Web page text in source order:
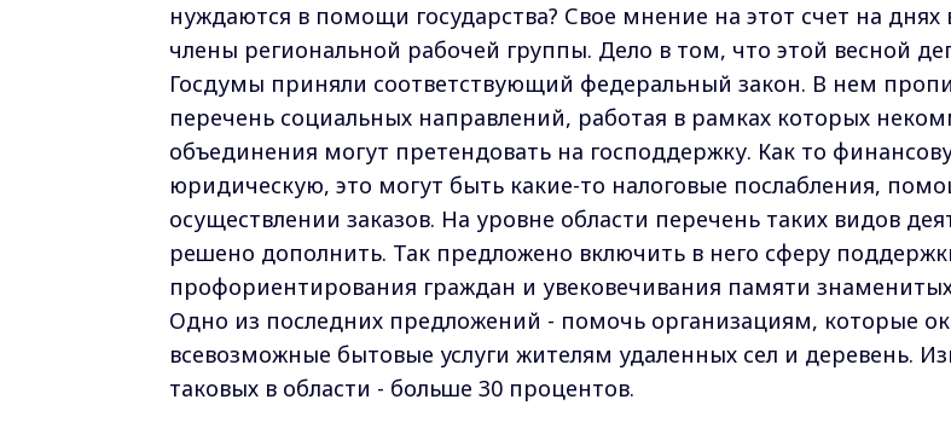
нуждаются в помощи государства? Свое мнение на этот счет на днях
члены региональной рабочей группы. Дело в том, что этой весной
Госдумы приняли соответствующий федеральный закон. В нем
перечень социальных направлений, работая в рамках которых
объединения могут претендовать на господдержку. Как то
юридическую, это могут быть какие-то налоговые послабления,
осуществлении заказов. На уровне области перечень таких видов
решено дополнить. Так предложено включить в него сферу
профориентирования граждан и увековечивания памяти
Одно из последних предложений - помочь организациям, которые
всевозможные бытовые услуги жителям удаленных сел и деревень.
таковых в области - больше 30 процентов.